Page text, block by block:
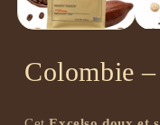
Colombie